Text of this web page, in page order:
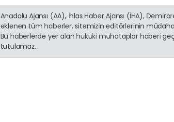
Anadolu Ajansı (AA), İhlas Haber Ajansı (İHA),
eklenen tüm haberler, sitemizin editörlerinin
Bu haberlerde yer alan hukuki muhataplar haberi
tutulamaz...